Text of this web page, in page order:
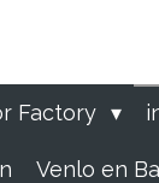
Factory
Venlo en